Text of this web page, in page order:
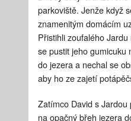
parkoviště. Jenže když
znamenitým domácím
Přistihli zoufalého
se pustit jeho gumicuku
do jezera a nechal se
aby ho ze zajetí
Zatímco David s
na opačný břeh jezera